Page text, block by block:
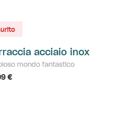
acciaio inox
mondo fantastico
€